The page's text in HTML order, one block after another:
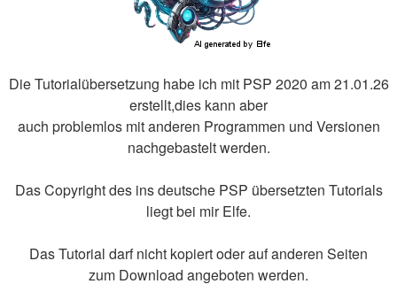
Die Tutorialübersetzung habe ich mit PSP 2020 am 21.01.26
erstellt,dies kann aber
auch problemlos mit anderen Programmen und Versionen
nachgebastelt werden.
Das Copyright des ins deutsche PSP übersetzten Tutorials
liegt bei mir Elfe.
Das Tutorial darf nicht kopiert oder auf anderen Seiten
zum Download angeboten werden.